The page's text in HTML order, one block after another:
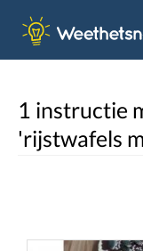
1 instructie
'rijstwafels